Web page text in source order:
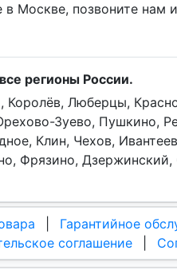
Москве, позвоните нам
регионы России.
Люберцы,
Зуево, Пушкино,
Клин, Чехов,
Фрязино, Дзержинский,
Гарантийное
соглашение